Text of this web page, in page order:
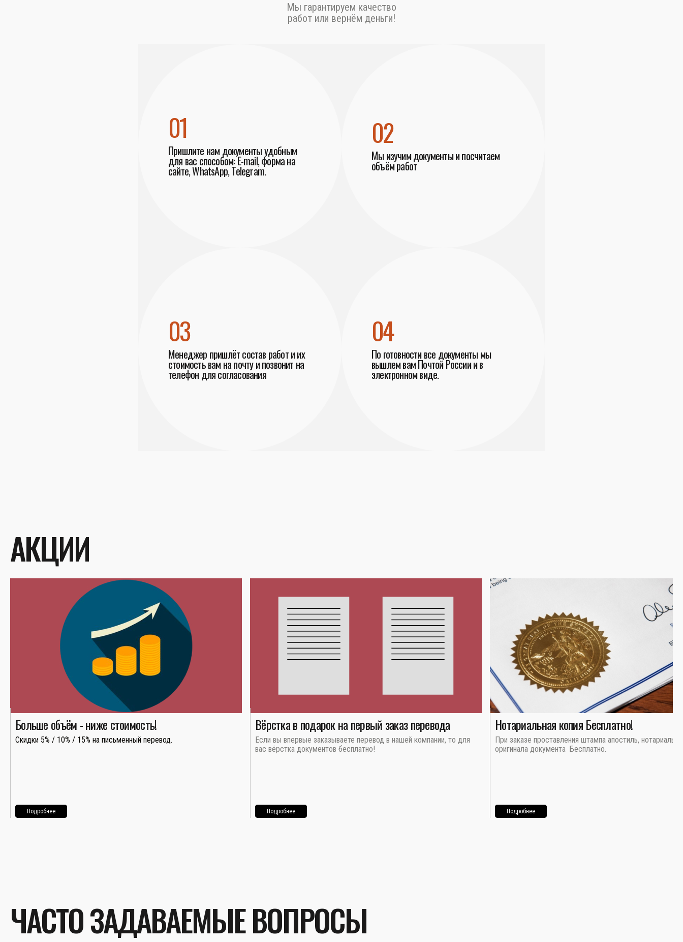
Мы гарантируем качество
работ или вернём деньги!
01
Пришлите нам документы удобным
для вас способом: E-mail, форма на
сайте, WhatsApp, Telegram.
02
Мы изучим документы и посчитаем
объём работ
04
По готовности все документы мы
вышлем вам Почтой России и в
электронном виде.
03
Менеджер пришлёт состав работ и их
стоимость вам на почту и позвонит на
телефон для согласования
АКЦИИ
Больше объём - ниже стоимость!
Скидки 5% / 10% / 15% на письменный перевод.
Подробнее
Вёрстка в подарок на первый заказ перевода
Если вы впервые заказываете перевод в нашей компании, то для
вас вёрстка документов бесплатно!
Подробнее
Нотариальная копия Бесплатно!
При заказе проставления штампа апостиль,
оригинала документа Бесплатно.
Подробнее
ЧАСТО ЗАДАВАЕМЫЕ ВОПРОСЫ